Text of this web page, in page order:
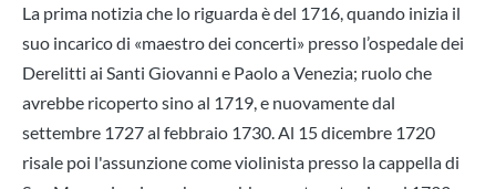
La prima notizia che lo riguarda è del 1716, quando inizia il
suo incarico di «maestro dei concerti» presso l’ospedale dei
Derelitti ai Santi Giovanni e Paolo a Venezia; ruolo che
avrebbe ricoperto sino al 1719, e nuovamente dal
settembre 1727 al febbraio 1730. Al 15 dicembre 1720
risale poi l'assunzione come violinista presso la cappella di